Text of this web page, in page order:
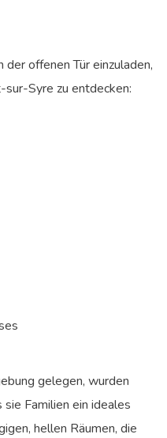
der offenen Tür einzuladen,
Syre zu entdecken:
gelegen, wurden
Familien ein ideales
hellen Räumen, die